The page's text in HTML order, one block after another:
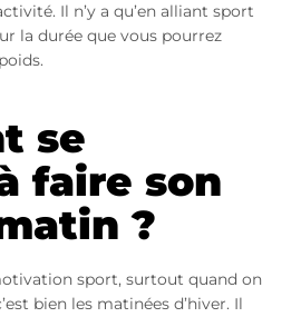
Il n’y a qu’en alliant sport
la durée que vous pourrez
se
faire son
?
sport, surtout quand on
bien les matinées d’hiver. Il